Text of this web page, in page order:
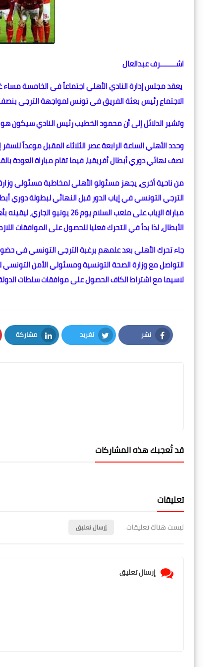
اشــــــــرف عبدالعال
يعقد مجلس إدارة النادي الأهلي اجتماعاً فى الخامسة مساء
الاجتماع رئيس بعثة الفريق فى تونس لمواجهة الترجي
وتشير الدلائل إلى أن محمود الخطيب رئيس النادي سيكون
نصف نهائي دوري أبطال أفريقيا، فيما تقام مباراة العودة بالقاهرة يوم 26
من ناحية أخرى، يجهز مسئولو الأهلي لمخاطبة مسئولي
الترجي التونسي في إياب الدور قبل النهائي لبطولة دوري
مباراة الإياب على ملعب
الأبطال، لذا بدأ في التحرك فعليا للحصول على الموافقات
جاء تحرك الأهلي بعد علمهم برغبة الترجي التونسي في
التواصل مع وزارة الصحة التونسية ومسئولي الأمن
لاسيما مع اشتراط الكاف الحصول على موافقات سلطات
نشر
Facebook
تغريد
Twitter
مشاركة
LinkedIn
قد تُعجبك هذه المشاركات
تعليقات
ليست هناك تعليقات إرسال تعليق
إرسال تعليق